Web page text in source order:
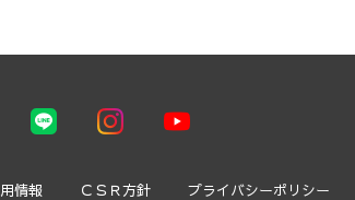
情報 ＣＳＲ方針 プライバシーポリシー